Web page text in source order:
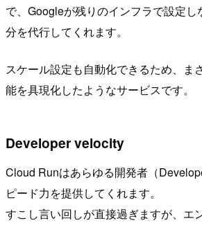
で、Googleが残りのインフラで設定し
分を代行してくれます。
スケール設定も自動化できるため、ま
能を具現化したようなサービスです。
Developer velocity
Cloud Runはあらゆる開発者（
ピード力を提供してくれます。
すこし言い回しが直接過ぎますが、エ